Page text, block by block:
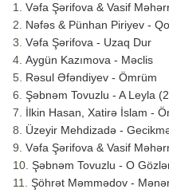
Vəfa Şərifova & Vasif
Nəfəs & Pünhan Piriyev -
Vəfa Şərifova - Uzaq Dur
Aygün Kazımova - Məclis
Rəsul Əfəndiyev - Ömrüm
Şəbnəm Tovuzlu - A Leyla
İlkin Hasan, Xatirə İslam -
Üzeyir Mehdizadə -
Vəfa Şərifova & Vasif
Şəbnəm Tovuzlu - O
Şöhrət Məmmədov -